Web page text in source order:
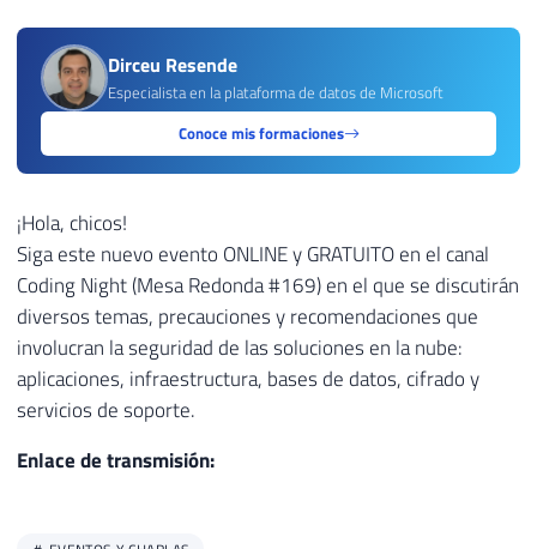
Dirceu Resende
Especialista en la plataforma de datos de Microsoft
Conoce mis formaciones
¡Hola, chicos!
Siga este nuevo evento ONLINE y GRATUITO en el canal
Coding Night (Mesa Redonda #169) en el que se discutirán
diversos temas, precauciones y recomendaciones que
involucran la seguridad de las soluciones en la nube:
aplicaciones, infraestructura, bases de datos, cifrado y
servicios de soporte.
Enlace de transmisión: